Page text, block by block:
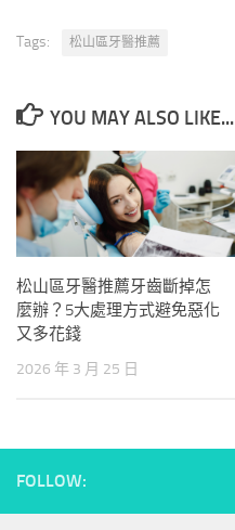
Tags: 松山區牙醫推薦
YOU MAY ALSO LIKE...
松山區牙醫推薦牙齒斷掉怎
麼辦？5大處理方式避免惡化
又多花錢
2026 年 3 月 25 日
FOLLOW: